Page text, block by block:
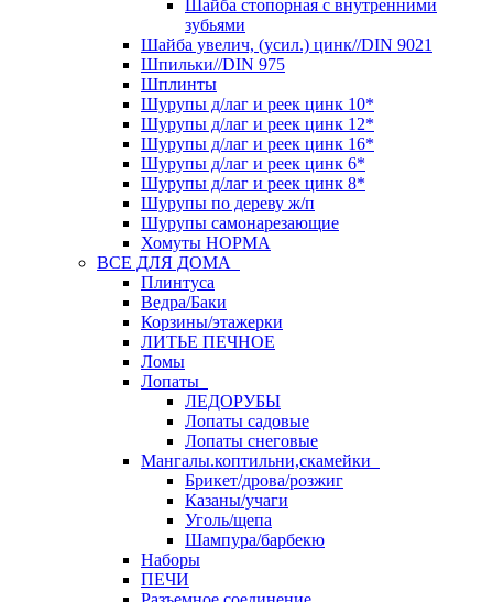
Шайба стопорная с внутренними
зубьями
Шайба увелич, (усил.) цинк//DIN 9021
Шпильки//DIN 975
Шплинты
Шурупы д/лаг и реек цинк 10*
Шурупы д/лаг и реек цинк 12*
Шурупы д/лаг и реек цинк 16*
Шурупы д/лаг и реек цинк 6*
Шурупы д/лаг и реек цинк 8*
Шурупы по дереву ж/п
Шурупы самонарезающие
Хомуты НОРМА
ВСЕ ДЛЯ ДОМА
Плинтуса
Ведра/Баки
Корзины/этажерки
ЛИТЬЕ ПЕЧНОЕ
Ломы
Лопаты
ЛЕДОРУБЫ
Лопаты садовые
Лопаты снеговые
Мангалы.коптильни,скамейки
Брикет/дрова/розжиг
Казаны/учаги
Уголь/щепа
Шампура/барбекю
Наборы
ПЕЧИ